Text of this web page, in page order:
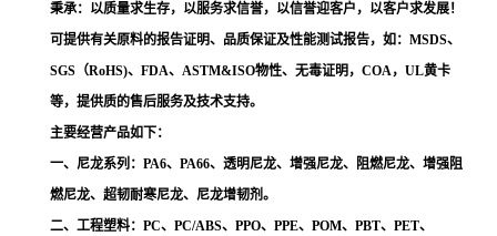
秉承：以质量求生存，以服务求信誉，以信誉迎客户，以客户求发展！
可提供有关原料的报告证明、品质保证及性能测试报告，如：MSDS、
SGS（RoHS)、FDA、ASTM&ISO物性、无毒证明，COA，UL黄卡
等，提供质的售后服务及技术支持。
主要经营产品如下：
一、尼龙系列：PA6、PA66、透明尼龙、增强尼龙、阻燃尼龙、增强阻
燃尼龙、超韧耐寒尼龙、尼龙增韧剂。
二、工程塑料：PC、PC/ABS、PPO、PPE、POM、PBT、PET、